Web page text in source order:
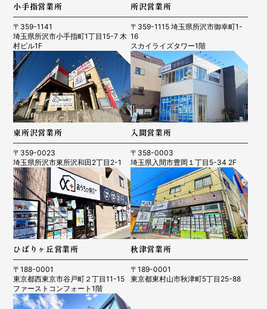
小手指営業所
〒359-1141
埼玉県所沢市小手指町1丁目15-7 木
村ビル1F
所沢営業所
〒359-1115 埼玉県所沢市御幸町1-
16
スカイライズタワー1階
東所沢営業所
〒359-0023
埼玉県所沢市東所沢和田2丁目2-1
入間営業所
〒358-0003
埼玉県入間市豊岡１丁目5-34 2F
ひばりヶ丘営業所
〒188-0001
東京都西東京市谷戸町２丁目11-15
ファーストコンフォート1階
秋津営業所
〒189-0001
東京都東村山市秋津町5丁目25-88